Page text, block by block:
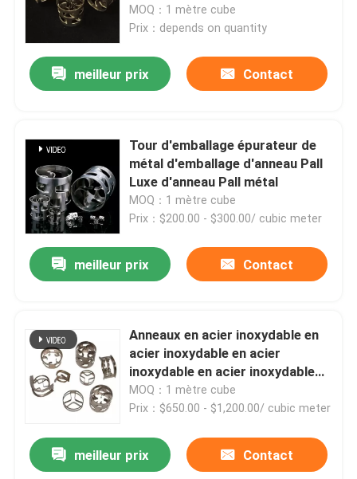
MOQ：1 mètre cube
Prix：depends on quantity
meilleur prix Contact
Tour d'emballage épurateur de
métal d'emballage d'anneau Pall
Luxe d'anneau Pall métal
MOQ：1 mètre cube
Prix：$200.00 - $300.00/ cubic meter
meilleur prix Contact
Anneaux en acier inoxydable en
acier inoxydable en acier
inoxydable en acier inoxydable
en acier inoxydable
MOQ：1 mètre cube
Prix：$650.00 - $1,200.00/ cubic meter
meilleur prix Contact